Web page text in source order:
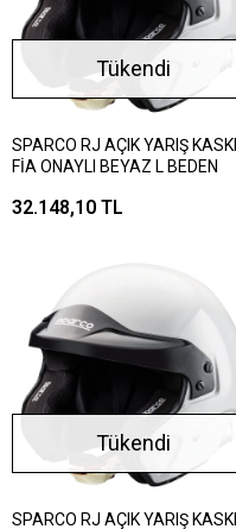
Tükendi
SPARCO RJ AÇIK YARIŞ KASKI
FİA ONAYLI BEYAZ L BEDEN
32.148,10 TL
Tükendi
SPARCO RJ AÇIK YARIŞ KASKI